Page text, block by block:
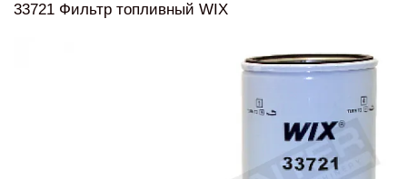
33721 Фильтр топливный WIX